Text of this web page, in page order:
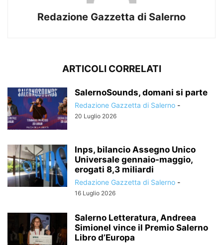
Redazione Gazzetta di Salerno
ARTICOLI CORRELATI
SalernoSounds, domani si parte
Redazione Gazzetta di Salerno -
20 Luglio 2026
Inps, bilancio Assegno Unico
Universale gennaio-maggio,
erogati 8,3 miliardi
Redazione Gazzetta di Salerno -
16 Luglio 2026
Salerno Letteratura, Andreea
Simionel vince il Premio Salerno
Libro d’Europa